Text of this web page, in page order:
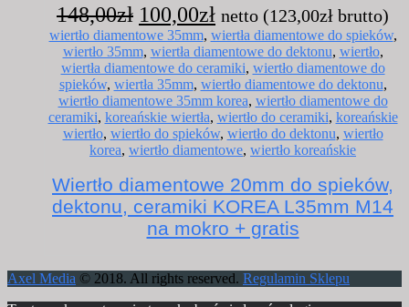
148,00zł Pierwotna
cena
wynosiła:
148,00zł.
100,00złAktualna
cena
wynosi:
100,00zł.
netto (123,00zł brutto)
wiertło diamentowe 35mm, wiertła diamentowe do spieków,
wiertło 35mm, wiertła diamentowe do dektonu, wiertło,
wiertła diamentowe do ceramiki, wiertło diamentowe do
spieków, wiertła 35mm, wiertło diamentowe do dektonu,
wiertło diamentowe 35mm korea, wiertło diamentowe do
ceramiki, koreańskie wiertła, wiertło do ceramiki, koreańskie
wiertło, wiertło do spieków, wiertło do dektonu, wiertło
korea, wiertło diamentowe, wiertło koreańskie
Wiertło diamentowe 20mm do spieków,
dektonu, ceramiki KOREA L35mm M14
na mokro + gratis
Axel Media © 2018. All rights reserved. Regulamin Sklepu